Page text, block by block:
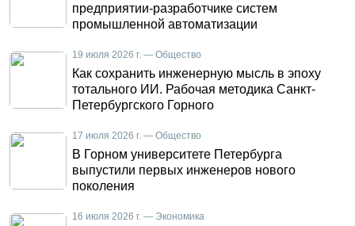
предприятии-разработчике систем
промышленной автоматизации
19 июля 2026 г. — Общество
Как сохранить инженерную мысль в эпоху
тотального ИИ. Рабочая методика Санкт-
Петербургского Горного
17 июля 2026 г. — Общество
В Горном университете Петербурга
выпустили первых инженеров нового
поколения
16 июля 2026 г. — Экономика